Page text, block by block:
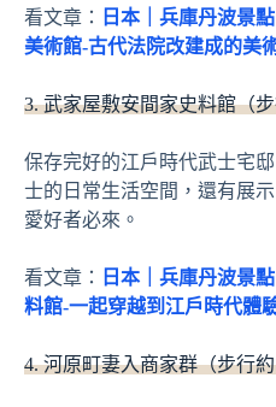
看文章：
日本｜兵庫丹波景
美術館-古代法院改建成的美
3. 武家屋敷安間家史料館（
保存完好的江戶時代武士宅
士的日常生活空間，還有展
愛好者必來。
看文章：
日本｜兵庫丹波景
料館-一起穿越到江戶時代體
4. 河原町妻入商家群（步行